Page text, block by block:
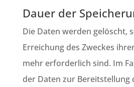
Dauer der
Die Daten werden gelöscht,
Erreichung des Zweckes
mehr erforderlich sind. Im
der Daten zur Bereitstellung